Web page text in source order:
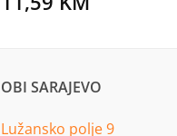
OBI SARAJEVO
Lužansko polje 9